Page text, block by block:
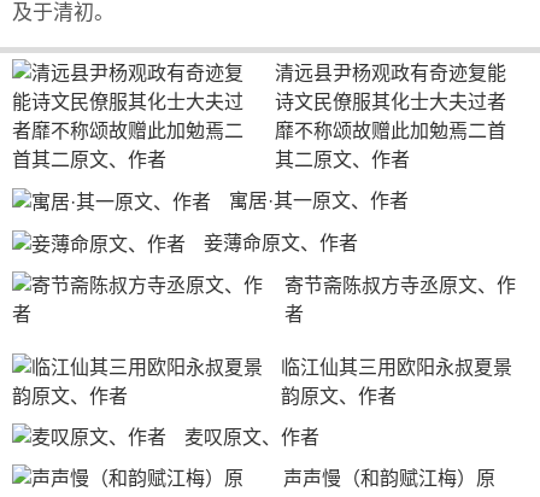
及于清初。
清远县尹杨观政有奇迹复能
诗文民僚服其化士大夫过者
靡不称颂故赠此加勉焉二首
其二原文、作者
寓居·其一原文、作者
妾薄命原文、作者
寄节斋陈叔方寺丞原文、作
者
临江仙其三用欧阳永叔夏景
韵原文、作者
麦叹原文、作者
声声慢（和韵赋江梅）原